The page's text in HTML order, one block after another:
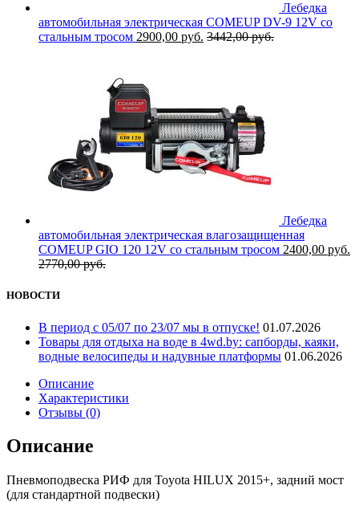
Лебедка
автомобильная электрическая COMEUP DV-9 12V со
стальным тросом 2900,00 руб. 3442,00руб.
Лебедка
автомобильная электрическая влагозащищенная
COMEUP GIO 120 12V со стальным тросом 2400,00 руб.
2770,00руб.
НОВОСТИ
В период с 05/07 по 23/07 мы в отпуске! 01.07.2026
Товары для отдыха на воде в 4wd.by: сапборды, каяки,
водные велосипеды и надувные платформы 01.06.2026
Описание
Характеристики
Отзывы (0)
Описание
Пневмоподвеска РИФ для Toyota HILUX 2015+, задний мост
(для стандартной подвески)